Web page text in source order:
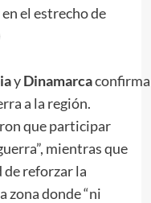
el estrecho de
yDinamarca
a la región.
que participar
mientras que
reforzar la
zona donde “ni